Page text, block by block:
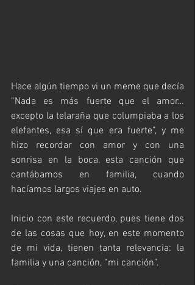
Hace algún tiempo vi un meme que decía
“Nada es más fuerte que el amor…
excepto la telaraña que columpiaba a los
elefantes, esa sí que era fuerte”, y me
hizo recordar con amor y con una
sonrisa en la boca, esta canción que
cantábamos en familia, cuando
hacíamos largos viajes en auto.
Inicio con este recuerdo, pues tiene dos
de las cosas que hoy, en este momento
de mi vida, tienen tanta relevancia: la
familia y una canción, “mi canción”.